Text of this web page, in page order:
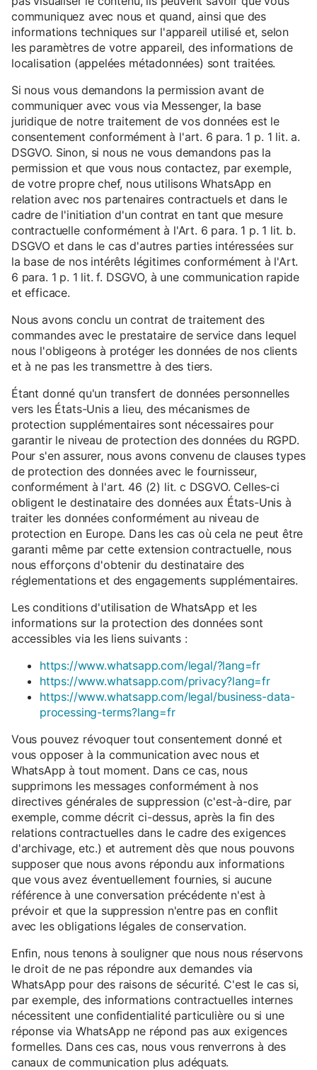
communiquez avec nous et quand, ainsi que des
informations techniques sur l'appareil utilisé et, selon
les paramètres de votre appareil, des informations de
localisation (appelées métadonnées) sont traitées.
Si nous vous demandons la permission avant de
communiquer avec vous via Messenger, la base
juridique de notre traitement de vos données est le
consentement conformément à l'art. 6 para. 1 p. 1 lit. a.
DSGVO. Sinon, si nous ne vous demandons pas la
permission et que vous nous contactez, par exemple,
de votre propre chef, nous utilisons WhatsApp en
relation avec nos partenaires contractuels et dans le
cadre de l'initiation d'un contrat en tant que mesure
contractuelle conformément à l'Art. 6 para. 1 p. 1 lit. b.
DSGVO et dans le cas d'autres parties intéressées sur
la base de nos intérêts légitimes conformément à l'Art.
6 para. 1 p. 1 lit. f. DSGVO, à une communication rapide
et efficace.
Nous avons conclu un contrat de traitement des
commandes avec le prestataire de service dans lequel
nous l'obligeons à protéger les données de nos clients
et à ne pas les transmettre à des tiers.
Étant donné qu'un transfert de données personnelles
vers les États-Unis a lieu, des mécanismes de
protection supplémentaires sont nécessaires pour
garantir le niveau de protection des données du RGPD.
Pour s'en assurer, nous avons convenu de clauses types
de protection des données avec le fournisseur,
conformément à l'art. 46 (2) lit. c DSGVO. Celles-ci
obligent le destinataire des données aux États-Unis à
traiter les données conformément au niveau de
protection en Europe. Dans les cas où cela ne peut être
garanti même par cette extension contractuelle, nous
nous efforçons d'obtenir du destinataire des
réglementations et des engagements supplémentaires.
Les conditions d'utilisation de WhatsApp et les
informations sur la protection des données sont
accessibles via les liens suivants :
https://www.whatsapp.com/legal/?lang=fr
https://www.whatsapp.com/privacy?lang=fr
https://www.whatsapp.com/legal/business-data-
processing-terms?lang=fr
Vous pouvez révoquer tout consentement donné et
vous opposer à la communication avec nous et
WhatsApp à tout moment. Dans ce cas, nous
supprimons les messages conformément à nos
directives générales de suppression (c'est-à-dire, par
exemple, comme décrit ci-dessus, après la fin des
relations contractuelles dans le cadre des exigences
d'archivage, etc.) et autrement dès que nous pouvons
supposer que nous avons répondu aux informations
que vous avez éventuellement fournies, si aucune
référence à une conversation précédente n'est à
prévoir et que la suppression n'entre pas en conflit
avec les obligations légales de conservation.
Enfin, nous tenons à souligner que nous nous réservons
le droit de ne pas répondre aux demandes via
WhatsApp pour des raisons de sécurité. C'est le cas si,
par exemple, des informations contractuelles internes
nécessitent une confidentialité particulière ou si une
réponse via WhatsApp ne répond pas aux exigences
formelles. Dans ces cas, nous vous renverrons à des
canaux de communication plus adéquats.